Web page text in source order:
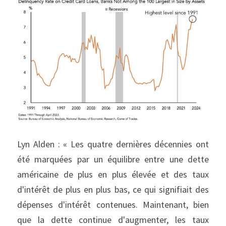
Lyn Alden : « Les quatre dernières décennies ont
été marquées par un équilibre entre une dette
américaine de plus en plus élevée et des taux
d'intérêt de plus en plus bas, ce qui signifiait des
dépenses d'intérêt contenues. Maintenant, bien
que la dette continue d'augmenter, les taux